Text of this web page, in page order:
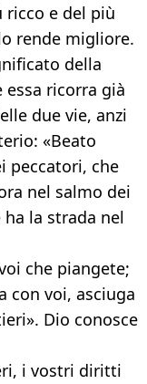
e del più
rende migliore.
della
essa ricorra già
due vie, anzi
«Beato
peccatori, che
nel salmo dei
la strada nel
che piangete;
con voi, asciuga
Dio conosce
i vostri diritti